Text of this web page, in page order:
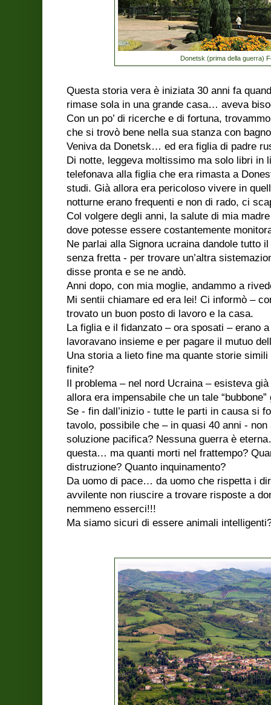
Donetsk (prima della guerra)
Questa storia vera è iniziata 30 anni fa
rimase sola in una grande casa… aveva
Con un po’ di ricerche e di fortuna,
che si trovò bene nella sua stanza con
Veniva da Donetsk… ed era figlia di padre
Di notte, leggeva moltissimo ma solo libri in
telefonava alla figlia che era rimasta a
studi. Già allora era pericoloso vivere in
notturne erano frequenti e non di rado, ci
Col volgere degli anni, la salute di mia
dove potesse essere costantemente
Ne parlai alla Signora ucraina dandole tutto
senza fretta - per trovare un’altra
disse pronta e se ne andò.
Anni dopo, con mia moglie, andammo a
Mi sentii chiamare ed era lei! Ci informò –
trovato un buon posto di lavoro e la casa.
La figlia e il fidanzato – ora sposati – erano
lavoravano insieme e per pagare il mutuo
Una storia a lieto fine ma quante storie
finite?
Il problema – nel nord Ucraina – esisteva
allora era impensabile che un tale
Se - fin dall’inizio - tutte le parti in causa si
tavolo, possibile che – in quasi 40 anni -
soluzione pacifica? Nessuna guerra è
questa… ma quanti morti nel frattempo?
distruzione? Quanto inquinamento?
Da uomo di pace… da uomo che rispetta i
avvilente non riuscire a trovare risposte a
nemmeno esserci!!!
Ma siamo sicuri di essere animali